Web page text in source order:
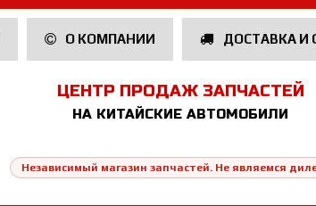
О КОМПАНИИ ДОСТАВКА И
ЦЕНТР ПРОДАЖ ЗАПЧАСТЕЙ
НА КИТАЙСКИЕ АВТОМОБИЛИ
Независимый магазин запчастей. Не являемся